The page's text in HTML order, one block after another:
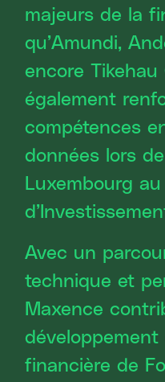
majeurs de la
qu’Amundi,
encore
également
compétences
données lors
Luxembourg
Avec un
technique et
Maxence
financière de